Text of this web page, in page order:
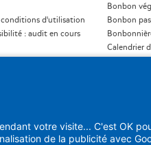
d'utilisation
: audit en cours
Bonbon
Bonbon
Calendrier
votre visite... C'est OK
de la publicité avec